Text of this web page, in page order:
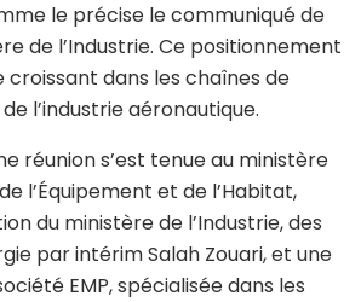
le précise le communiqué de
de l’Industrie. Ce positionnement
dans les chaînes de
l’industrie aéronautique.
réunion s’est tenue au ministère
l’Équipement et de l’Habitat,
du ministère de l’Industrie, des
par intérimSalah Zouari, et une
EMP, spécialisée dans les